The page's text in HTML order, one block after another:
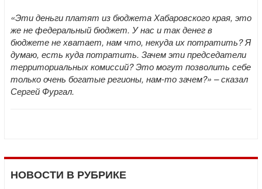
«Эти деньги платят из бюджета Хабаровского края, это
же не федеральный бюджет. У нас и так денег в
бюджете не хватает, нам что, некуда их потратить? Я
думаю, есть куда потратить. Зачем эти председатели
территориальных комиссий? Это могут позволить себе
только очень богатые регионы, нам-то зачем?» – сказал
Сергей Фургал.
НОВОСТИ В РУБРИКЕ